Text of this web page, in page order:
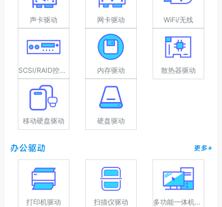
声卡驱动 网卡驱动 WiFi/无线
SCSI/RAID控制器驱动 内存驱动 散热器驱动
移动硬盘驱动 硬盘驱动
办公驱动 更多+
打印机驱动 扫描仪驱动 多功能一体机驱动